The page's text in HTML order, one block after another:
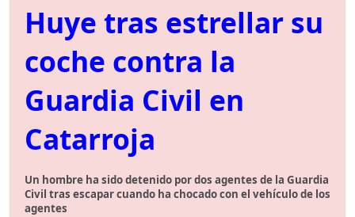
Huye tras estrellar su
coche contra la
Guardia Civil en
Catarroja
Un hombre ha sido detenido por dos agentes de la Guardia
Civil tras escapar cuando ha chocado con el vehículo de los
agentes